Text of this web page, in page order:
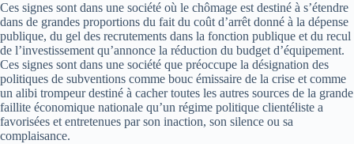
Ces signes sont dans une société où le chômage est destiné à s’étendre
dans de grandes proportions du fait du coût d’arrêt donné à la dépense
publique, du gel des recrutements dans la fonction publique et du recul
de l’investissement qu’annonce la réduction du budget d’équipement.
Ces signes sont dans une société que préoccupe la désignation des
politiques de subventions comme bouc­ émissaire de la crise et comme
un alibi trompeur destiné à cacher toutes les autres sources de la grande
faillite économique nationale qu’un régime politique clientéliste a
favorisées et entretenues par son inaction, son silence ou sa
complaisance.